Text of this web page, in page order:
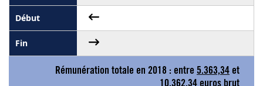
Rémunération totale en 2018 : entre 5.363,34 et